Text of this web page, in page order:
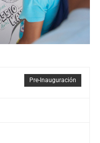
Pre-Inauguración